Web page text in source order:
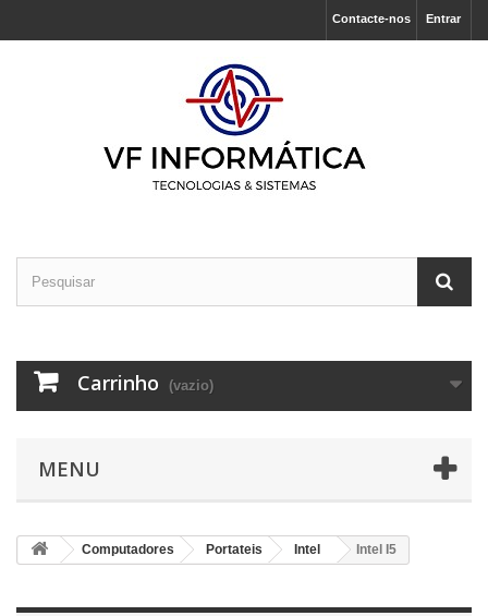
Entrar
Contacte-nos
Carrinho (vazio)
MENU
Computadores Portateis Intel Intel I5